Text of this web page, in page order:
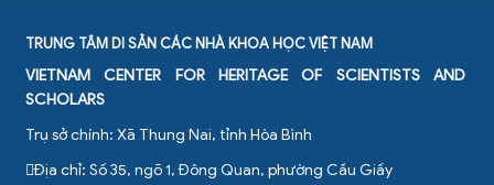
TRUNG TÂM DI SẢN CÁC NHÀ KHOA HỌC VIỆT NAM
VIETNAM CENTER FOR HERITAGE OF SCIENTISTS AND
SCHOLARS
Trụ sở chính: Xã Thung Nai, tỉnh Hòa Bình
Địa chỉ: Số 35, ngõ 1, Đông Quan, phường Cầu Giấy